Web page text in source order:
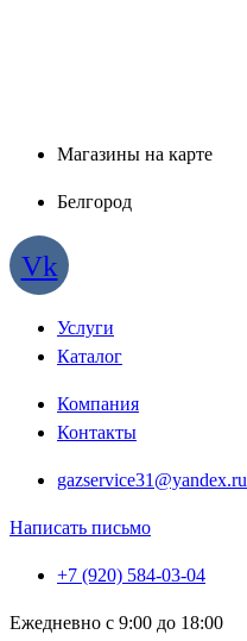
Магазины на карте
Белгород
Vk
Услуги
Каталог
Компания
Контакты
gazservice31@yandex.ru
Написать письмо
+7 (920) 584-03-04
Ежедневно с 9:00 до 18:00